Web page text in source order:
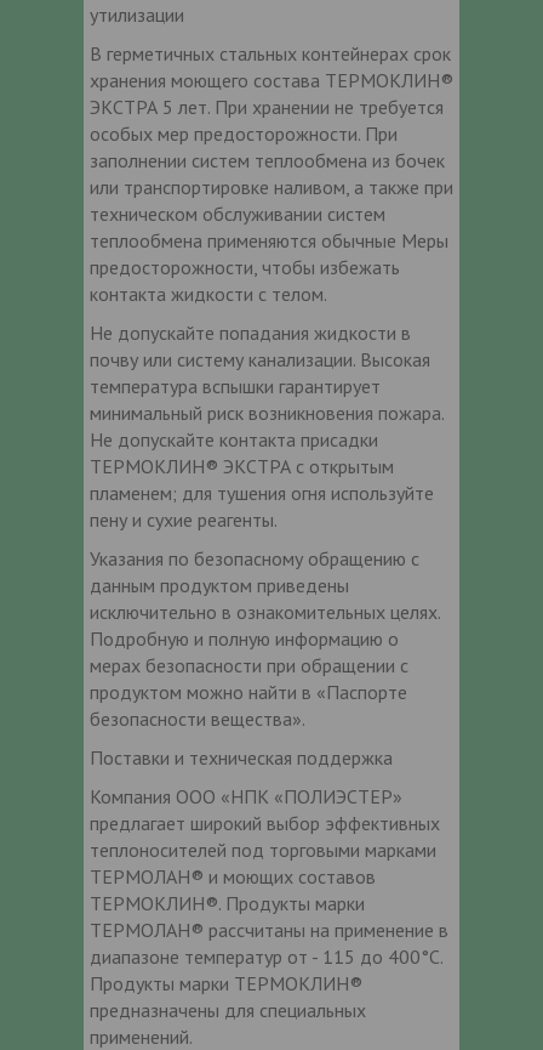
утилизации
В герметичных стальных контейнерах срок
хранения моющего состава ТЕРМОКЛИН®
ЭКСТРА 5 лет. При хранении не требуется
особых мер предосторожности. При
заполнении систем теплообмена из бочек
или транспортировке наливом, а также при
техническом обслуживании систем
теплообмена применяются обычные Меры
предосторожности, чтобы избежать
контакта жидкости с телом.
Не допускайте попадания жидкости в
почву или систему канализации. Высокая
температура вспышки гарантирует
минимальный риск возникновения пожара.
Не допускайте контакта присадки
ТЕРМОКЛИН® ЭКСТРА с открытым
пламенем; для тушения огня используйте
пену и сухие реагенты.
Указания по безопасному обращению с
данным продуктом приведены
исключительно в ознакомительных целях.
Подробную и полную информацию о
мерах безопасности при обращении с
продуктом можно найти в «Паспорте
безопасности вещества».
Поставки и техническая поддержка
Компания ООО «НПК «ПОЛИЭСТЕР»
предлагает широкий выбор эффективных
теплоносителей под торговыми марками
ТЕРМОЛАН® и моющих составов
ТЕРМОКЛИН®. Продукты марки
ТЕРМОЛАН® рассчитаны на применение в
диапазоне температур от - 115 до 400°C.
Продукты марки ТЕРМОКЛИН®
предназначены для специальных
применений.